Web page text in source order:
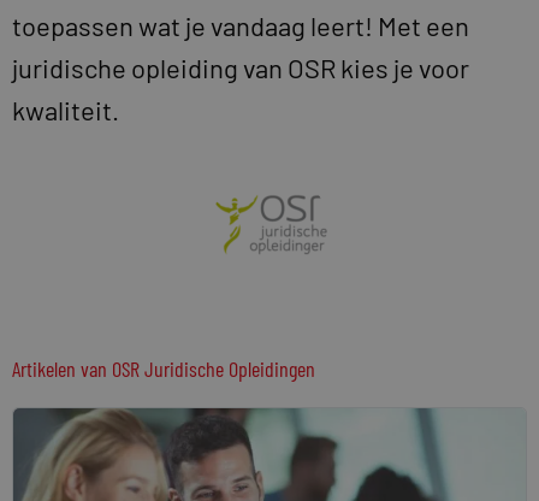
toepassen wat je vandaag leert! Met een
juridische opleiding van OSR kies je voor
kwaliteit.
Artikelen van OSR Juridische Opleidingen